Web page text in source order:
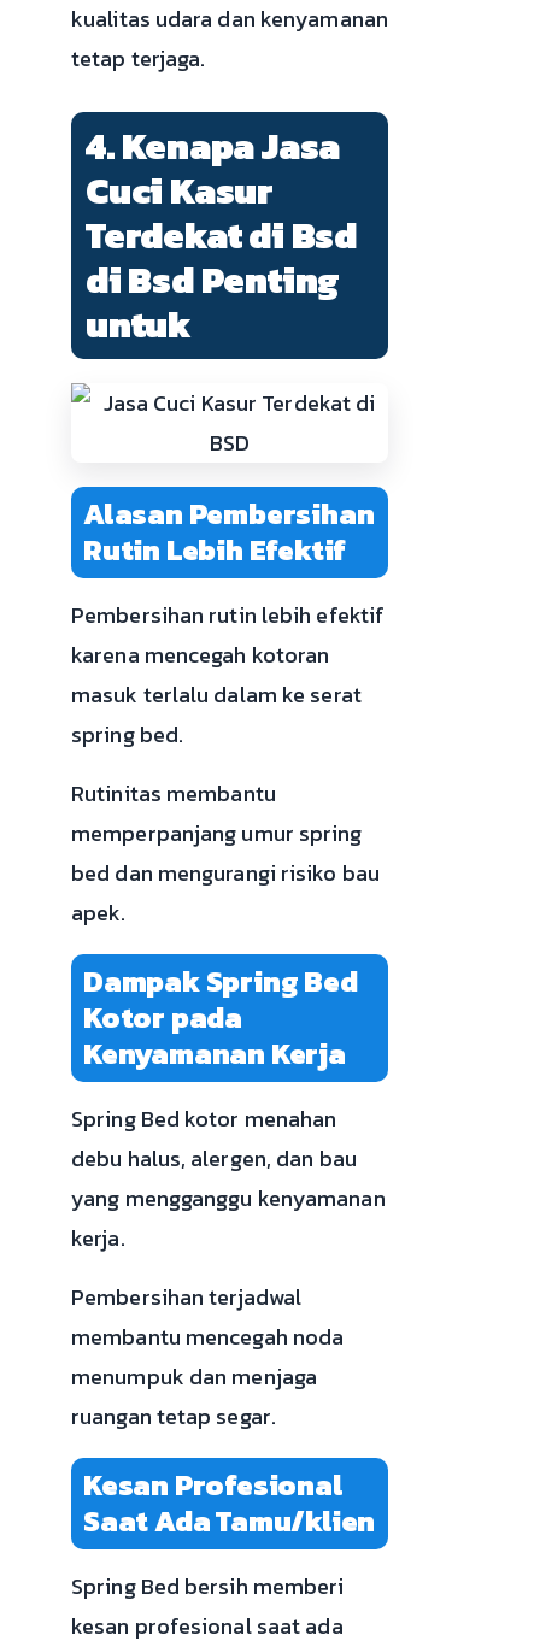
kualitas udara dan kenyamanan
tetap terjaga.
4. Kenapa Jasa
Cuci Kasur
Terdekat di Bsd
di Bsd Penting
untuk
Alasan Pembersihan
Rutin Lebih Efektif
Pembersihan rutin lebih efektif
karena mencegah kotoran
masuk terlalu dalam ke serat
spring bed.
Rutinitas membantu
memperpanjang umur spring
bed dan mengurangi risiko bau
apek.
Dampak Spring Bed
Kotor pada
Kenyamanan Kerja
Spring Bed kotor menahan
debu halus, alergen, dan bau
yang mengganggu kenyamanan
kerja.
Pembersihan terjadwal
membantu mencegah noda
menumpuk dan menjaga
ruangan tetap segar.
Kesan Profesional
Saat Ada Tamu/klien
Spring Bed bersih memberi
kesan profesional saat ada